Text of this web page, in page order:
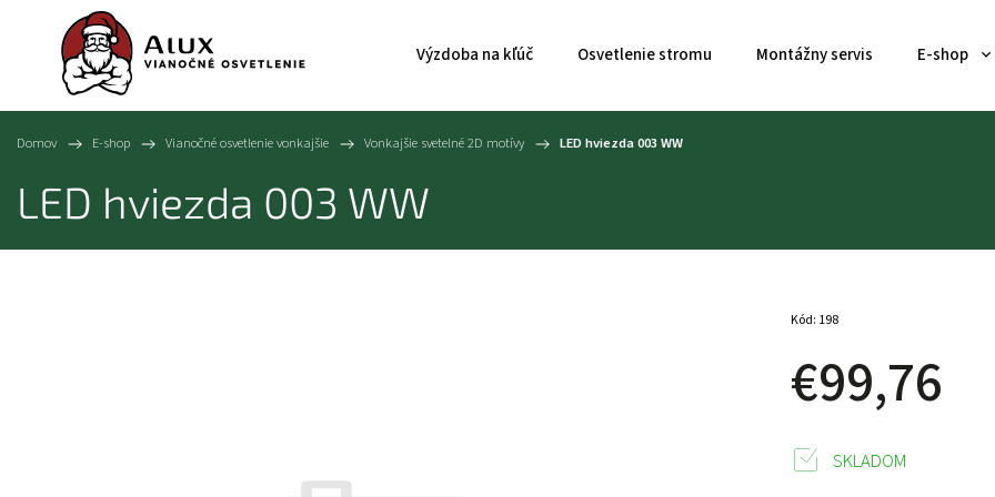
Výzdoba na kľúč Osvetlenie stromu Montážny servis E-shop
Domov / E-shop / Vianočné osvetlenie vonkajšie / Vonkajšie svetelné 2D motívy / LED hviezda 003 WW
LED hviezda 003 WW
€99,76
Kód: 198
SKLADOM